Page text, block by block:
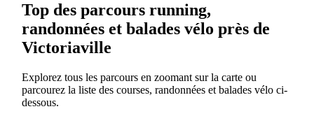
Top des parcours running,
randonnées et balades vélo près de
Victoriaville
Explorez tous les parcours en zoomant sur la carte ou
parcourez la liste des courses, randonnées et balades vélo ci-
dessous.